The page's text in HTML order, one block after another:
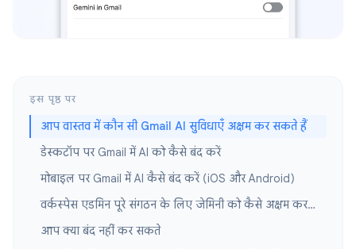
इस पृष्ठ पर
आप वास्तव में कौन सी Gmail AI सुविधाएँ अक्षम कर सकते हैं
डेस्कटॉप पर Gmail में AI को कैसे बंद करें
मोबाइल पर Gmail में AI कैसे बंद करें (iOS और Android)
वर्कस्पेस एडमिन पूरे संगठन के लिए जेमिनी को कैसे अक्षम कर सकते हैं
आप क्या बंद नहीं कर सकते